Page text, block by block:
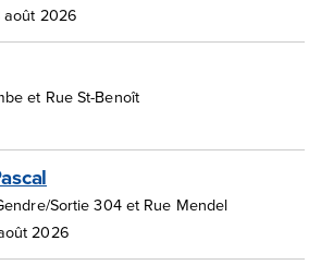
août 2026
et Rue St-Benoît
Sortie 304 et Rue Mendel
2026